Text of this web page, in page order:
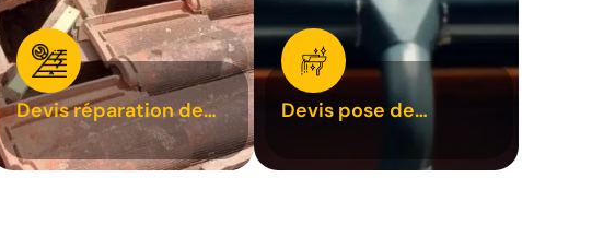
Devis réparation de
toiture 31
Devis pose de